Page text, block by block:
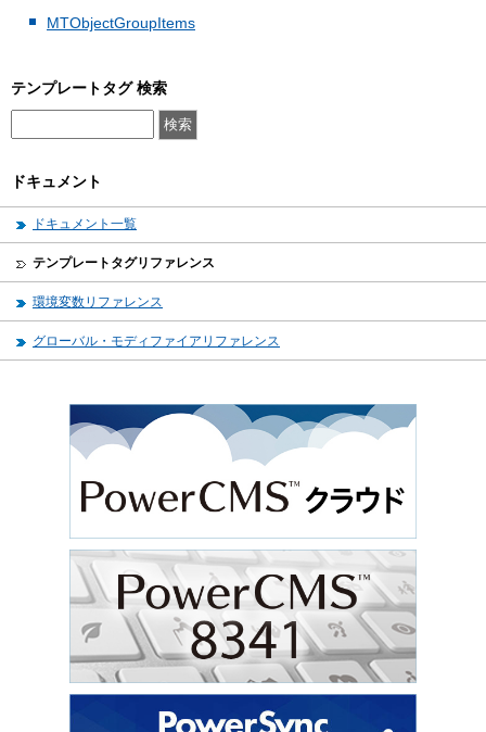
MTObjectGroupItems
テンプレートタグ 検索
ドキュメント
ドキュメント一覧
テンプレートタグリファレンス
環境変数リファレンス
グローバル・モディファイアリファレンス